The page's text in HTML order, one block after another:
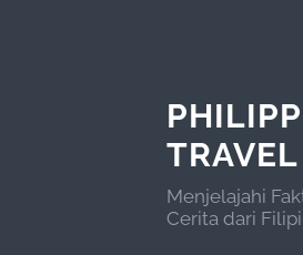
Menjelajahi
Cerita dari